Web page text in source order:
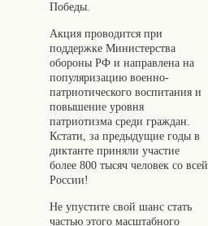
Победы.
Акция проводится при
поддержке Министерства
обороны РФ и направлена на
популяризацию военно-
патриотического воспитания и
повышение уровня
патриотизма среди граждан.
Кстати, за предыдущие годы в
диктанте приняли участие
более 800 тысяч человек со всей
России!
Не упустите свой шанс стать
частью этого масштабного